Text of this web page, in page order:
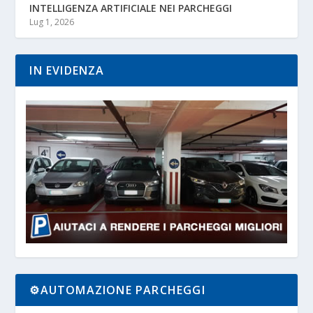
INTELLIGENZA ARTIFICIALE NEI PARCHEGGI
Lug 1, 2026
IN EVIDENZA
⚙️AUTOMAZIONE PARCHEGGI